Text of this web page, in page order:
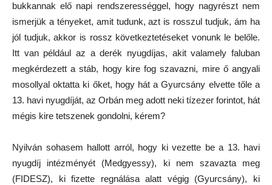
bukkannak elő napi rendszerességgel, hogy nagyrészt nem
ismerjük a tényeket, amit tudunk, azt is rosszul tudjuk, ám ha
jól tudjuk, akkor is rossz következtetéseket vonunk le belőle.
Itt van például az a derék nyugdíjas, akit valamely faluban
megkérdezett a stáb, hogy kire fog szavazni, mire ő angyali
mosollyal oktatta ki őket, hogy hát a Gyurcsány elvette tőle a
13. havi nyugdíját, az Orbán meg adott neki tízezer forintot, hát
mégis kire tetszenek gondolni, kérem?
Nyilván sohasem hallott arról, hogy ki vezette be a 13. havi
nyugdíj intézményét (Medgyessy), ki nem szavazta meg
(FIDESZ), ki fizette regnálása alatt végig (Gyurcsány), ki